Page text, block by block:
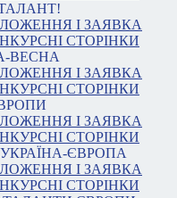
І ЗАЯВКА
СТОРІНКИ
ВЕСНА
І ЗАЯВКА
СТОРІНКИ
І ЗАЯВКА
СТОРІНКИ
УКРАЇНА-ЄВРОПА
І ЗАЯВКА
СТОРІНКИ